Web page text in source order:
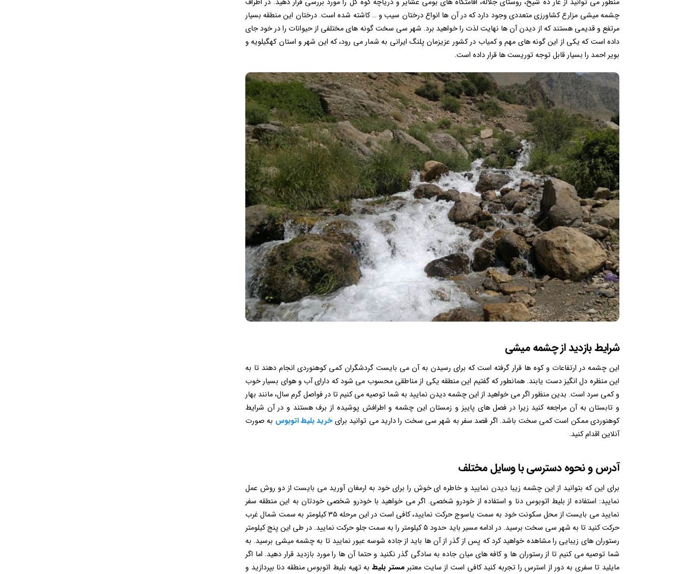
چشمه میشی مزارع کشاورزی متعددی وجود دارد که در آن ها انواع درختان سیب و … کاشته شده است. درختان این منطقه بسیار
مرتفع و قدیمی هستند که از دیدن آن ها نهایت لذت را خواهید برد. شهر سی سخت گونه های مختلفی از حیوانات را در خود جای
داده است که یکی از این گونه های مهم و کمیاب در کشور عزیزمان پلنگ ایرانی به شمار می رود، که این شهر و استان کهگیلویه و
بویر احمد را بسیار قابل توجه توریست ها قرار داده است.
شرایط بازدید از چشمه میشی
این چشمه در ارتفاعات و کوه ها قرار گرفته است که برای رسیدن به آن می بایست گردشگران کمی کوهنوردی انجام دهند تا به
این منظره دل انگیز دست یابند. همانطور که گفتیم این منطقه یکی از مناطقی محسوب می شود که دارای آب و هوای بسیار خوب
و کمی سرد است. بدین منظور اگر می خواهید از این چشمه دیدن نمایید به شما توصیه می کنیم تا در فواصل گرم سال، مانند بهار
و تابستان به آن مراجعه کنید زیرا در فصل های پاییز و زمستان این چشمه و اطرافش پوشیده از برف هستند و در آن شرایط
کوهنوردی ممکن است کمی سخت باشد. اگر قصد سفر به شهر سی سخت را دارید می توانید برای خرید بلیط اتوبوس به صورت
آنلاین اقدام کنید.
آدرس و نحوه دسترسی با وسایل مختلف
برای این که بتوانید از این چشمه زیبا دیدن نمایید و خاطره ای خوش را برای خود به ارمغان آورید می بایست از دو روش عمل
نمایید: استفاده از بلیط اتوبوس دنا و استفاده از خودرو شخصی. اگر می خواهید با خودرو شخصی خودتان به این منطقه سفر
نمایید می بایست از محل سکونت خود به سمت یاسوج حرکت نمایید، کافی است در این مرحله ۳۵ کیلومتر به سمت شمال غرب
حرکت کنید تا به شهر سی سخت برسید. در ادامه مسیر باید حدود ۵ کیلومتر را به سمت جلو حرکت نمایید. در طی این پنج کیلومتر
رستوران های زیبایی را مشاهده خواهید کرد که پس از گذر از آن ها باید از جاده شوسه عبور نمایید تا به چشمه میشی برسید. به
شما توصیه می کنیم تا از رستوران ها و کافه های میان جاده به سادگی گذر نکنید و حتما آن ها را مورد بازدید قرار دهید. اما اگر
مایلید تا سفری به دور از استرس را تجربه کنید کافی است از سایت معتبرمستر بلیط به تهیه بلیط اتوبوس منطقه دنا بپردازید و